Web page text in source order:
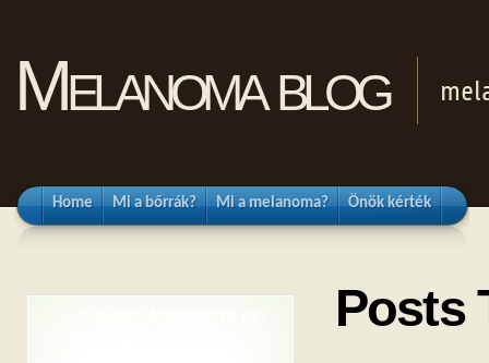
Melanoma blog
Home Mi a bőrrák? Mi a melanoma? Önök kérték
Posts